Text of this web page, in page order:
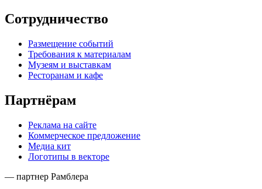
Сотрудничество
Размещение событий
Требования к материалам
Музеям и выставкам
Ресторанам и кафе
Партнёрам
Реклама на сайте
Коммерческое предложение
Медиа кит
Логотипы в векторе
— партнер Рамблера